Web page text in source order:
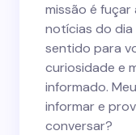
missão é
notícias do dia
sentido para
curiosidade e
informado.
informar e
conversar?